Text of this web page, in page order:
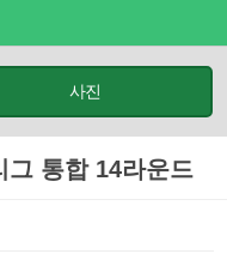
사진
그 통합 14라운드